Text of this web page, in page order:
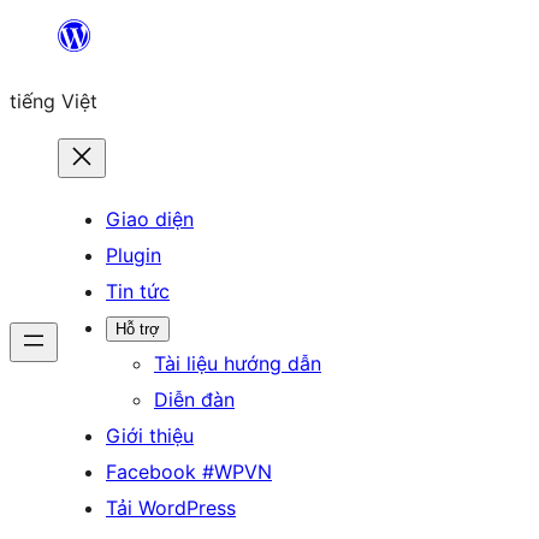
Chuyển
phần
tiếng Việt
Giao diện
Plugin
Tin tức
Hỗ trợ
Tài liệu hướng dẫn
Diễn đàn
Giới thiệu
Facebook #WPVN
Tải WordPress